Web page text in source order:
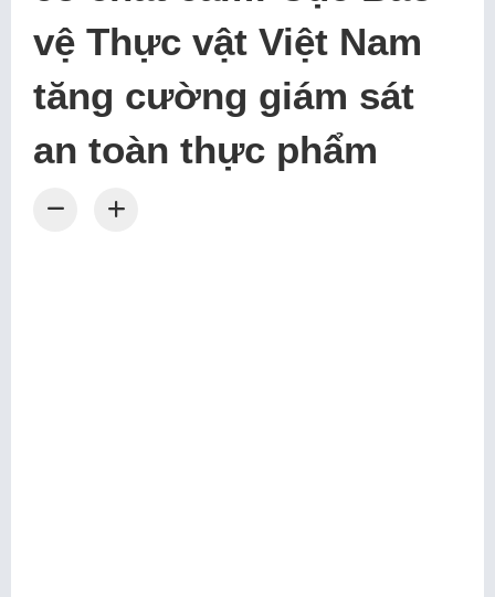
vệ Thực vật Việt Nam
tăng cường giám sát
an toàn thực phẩm